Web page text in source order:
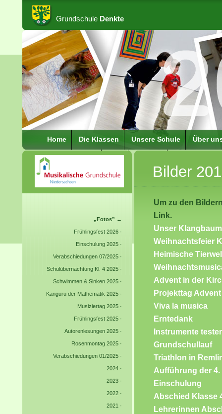
Grundschule Denkte
Home Die Klassen Unsere Schule Über
Schulkleidung
IServ Verbindung FAQ
„Fotos” ←
Frühlingsfest 2026 ·
Einschulung 2025 ·
Verabschiedungen 07/2025 ·
Schulübernachtung Kl. 4 2025 ·
Schwimmen & Sinken 2025 ·
Känguru der Mathematik 2025 ·
Musiziertag 2025 ·
Frühlingsfest 2025 ·
Autorenlesungen 2025 ·
Rosenmontag 2025 ·
Verabschiedungen 01/2025 ·
2024 ·
2023 ·
2022 ·
2021 ·
Bilder
Um zu den
Link.
Unser Klangbaum
Weihnachtsfeier
Heimische
Advent in der
Projekttag
Viva la musica
Erntedank
Instrumente
Grundschullauf
Triathlon in
Aufführung der
Einschulung
Abschied Klasse
Lehrerinnen